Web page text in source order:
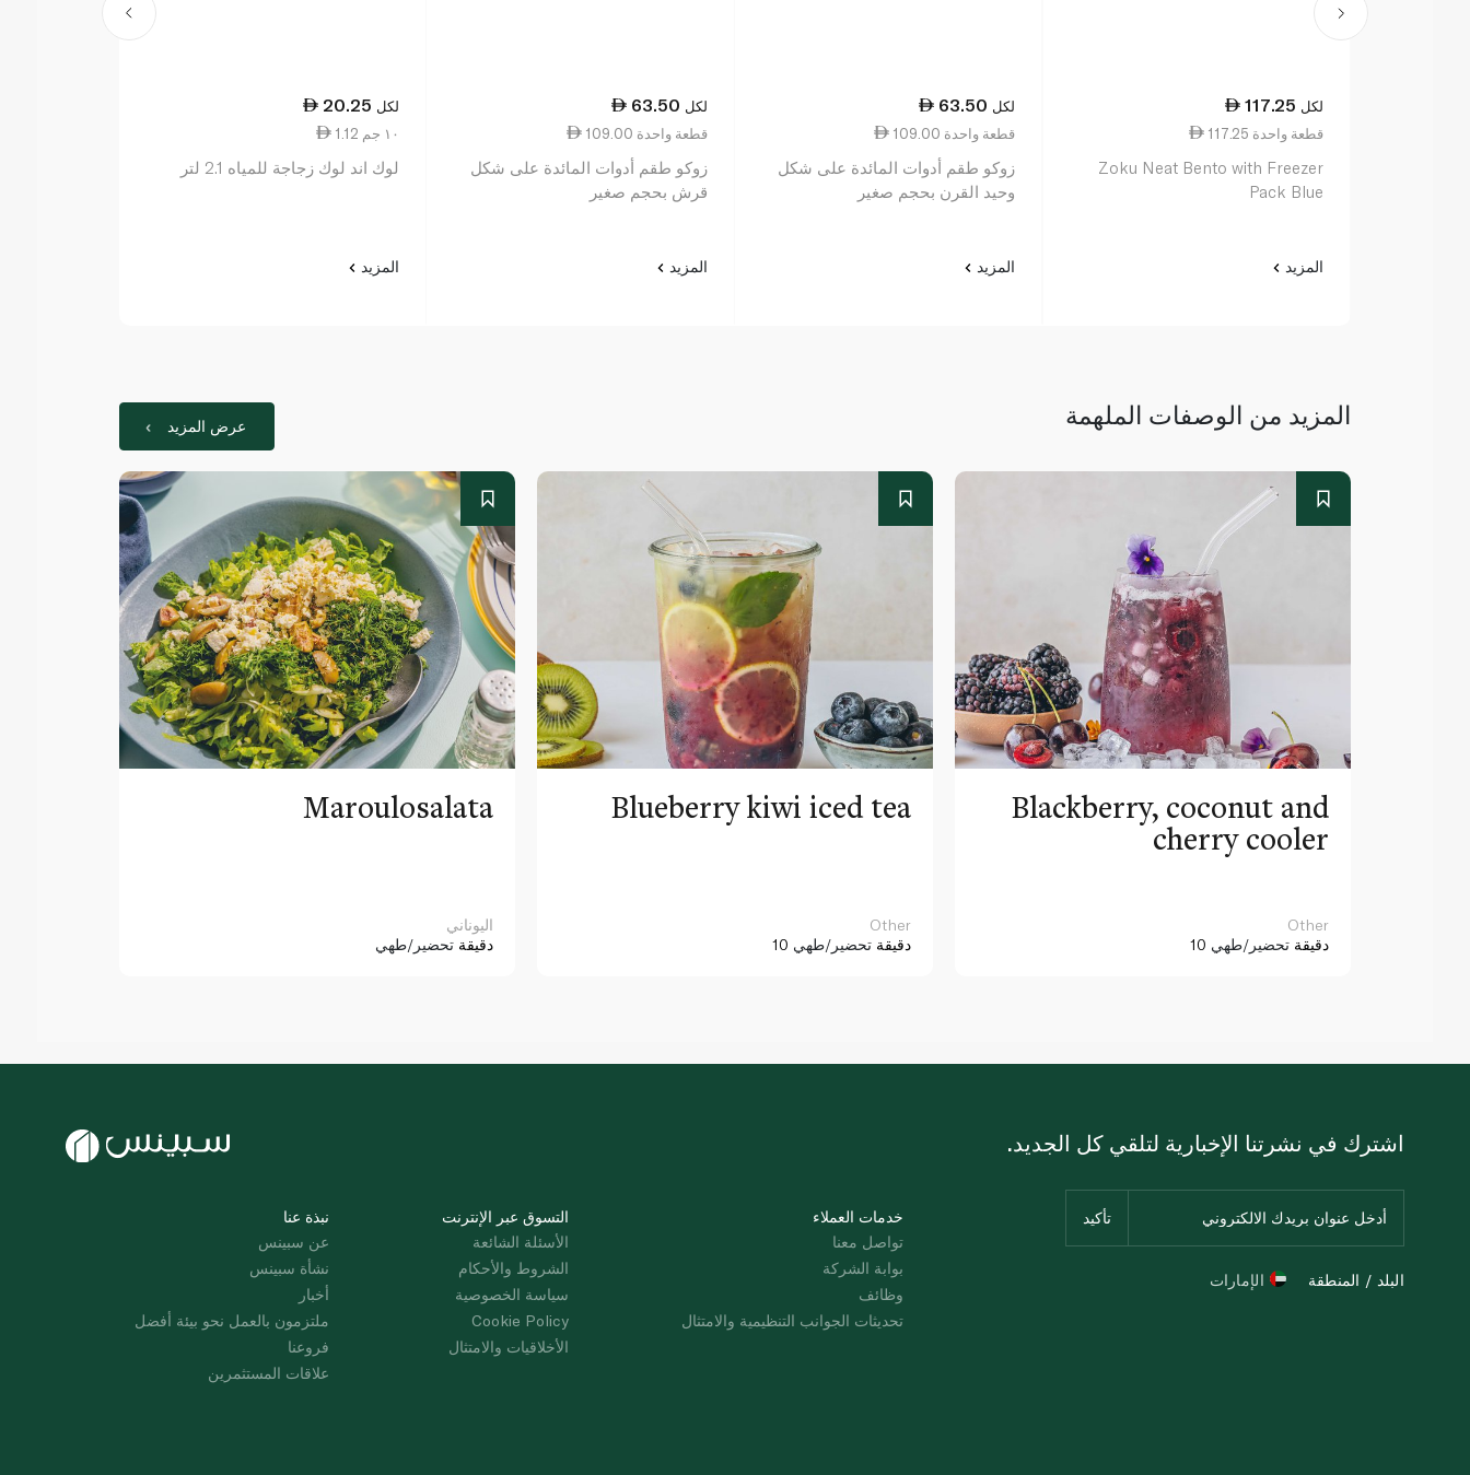
117.25 لكل
117.25 قطعة واحدة
Zoku Neat Bento with Freezer
Pack Blue
المزيد
63.50 لكل
109.00 قطعة واحدة
زوكو طقم أدوات المائدة على شكل
وحيد القرن بحجم صغير
المزيد
63.50 لكل
109.00 قطعة واحدة
زوكو طقم أدوات المائدة على شكل
قرش بحجم صغير
المزيد
20.25 لكل
1.12 ١٠ جم
لوك اند لوك زجاجة للمياه 2.1 لتر
المزيد
المزيد من الوصفات الملهمة عرض المزيد
Maroulosalata
اليوناني
دقيقة تحضير/طهي
Blueberry kiwi iced tea
Other
10 دقيقة تحضير/طهي
Blackberry, coconut and
cherry cooler
Other
10 دقيقة تحضير/طهي
نبذة عنا
عن سبينس
نشأة سبينس
أخبار
ملتزمون بالعمل نحو بيئة أفضل
فروعنا
علاقات المستثمرين
التسوق عبر الإنترنت
الأسئلة الشائعة
الشروط والأحكام
سياسة الخصوصية
Cookie Policy
الأخلاقيات والامتثال
خدمات العملاء
تواصل معنا
بوابة الشركة
وظائف
تحديثات الجوانب التنظيمية والامتثال
اشترك في نشرتنا الإخبارية لتلقي كل الجديد.
البلد / المنطقة الإمارات